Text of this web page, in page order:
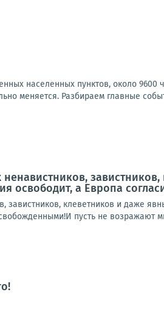
населенных пунктов, около 9600
меняется. Разбираем главные
освободит, а Европа
клеветников и даже
пусть не возражают